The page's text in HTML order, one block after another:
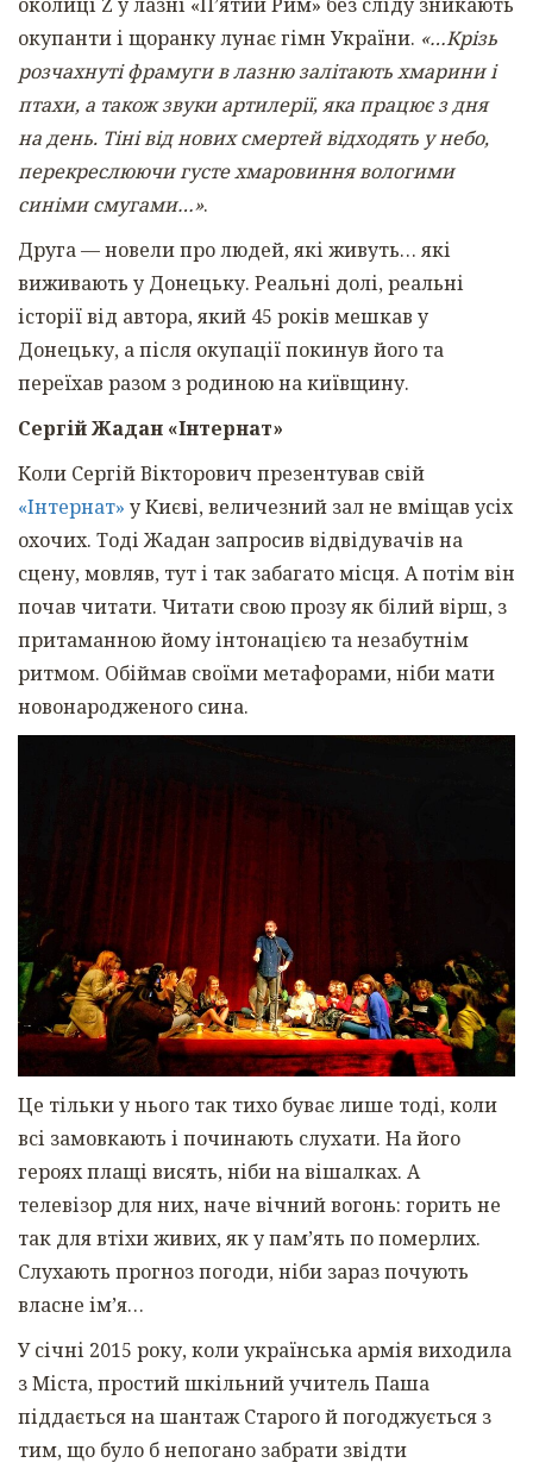
окупанти і щоранку лунає гімн України. «…Крізь
розчахнуті фрамуги в лазню залітають хмарини і
птахи, а також звуки артилерії, яка працює з дня
на день. Тіні від нових смертей відходять у небо,
перекреслюючи густе хмаровиння вологими
синіми смугами…».
Друга — новели про людей, які живуть… які
виживають у Донецьку. Реальні долі, реальні
історії від автора, який 45 років мешкав у
Донецьку, а після окупації покинув його та
переїхав разом з родиною на київщину.
Сергій Жадан «Інтернат»
Коли Сергій Вікторович презентував свій
«Інтернат» у Києві, величезний зал не вміщав усіх
охочих. Тоді Жадан запросив відвідувачів на
сцену, мовляв, тут і так забагато місця. А потім він
почав читати. Читати свою прозу як білий вірш, з
притаманною йому інтонацією та незабутнім
ритмом. Обіймав своїми метафорами, ніби мати
новонародженого сина.
Це тільки у нього так тихо буває лише тоді, коли
всі замовкають і починають слухати. На його
героях плащі висять, ніби на вішалках. А
телевізор для них, наче вічний вогонь: горить не
так для втіхи живих, як у пам’ять по померлих.
Слухають прогноз погоди, ніби зараз почують
власне ім’я…
У січні 2015 року, коли українська армія виходила
з Міста, простий шкільний учитель Паша
піддається на шантаж Старого й погоджується з
тим, що було б непогано забрати звідти